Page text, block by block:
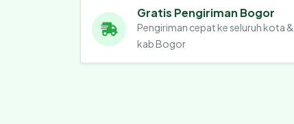
Gratis Pengiriman Bogor
Pengiriman cepat ke seluruh kota &
kab Bogor